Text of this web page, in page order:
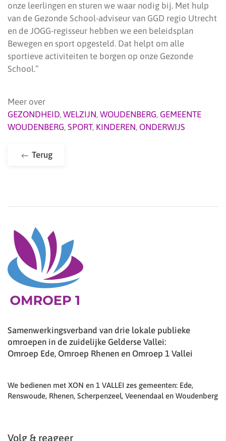
onze leerlingen en sturen we waar nodig bij. Met hulp
van de Gezonde School-adviseur van GGD regio Utrecht
en de JOGG-regisseur hebben we een beleidsplan
Bewegen en sport opgesteld. Dat helpt om alle
sportieve activiteiten te borgen op onze Gezonde
School.”
Meer over
GEZONDHEID, WELZIJN, WOUDENBERG, GEMEENTE
WOUDENBERG, SPORT, KINDEREN, ONDERWIJS
Terug
Samenwerkingsverband van drie lokale publieke
omroepen in de zuidelijke Gelderse Vallei:
Omroep Ede, Omroep Rhenen en Omroep 1 Vallei
We bedienen met XON en 1 VALLEI zes gemeenten: Ede,
Renswoude, Rhenen, Scherpenzeel, Veenendaal en Woudenberg
Volg & reageer